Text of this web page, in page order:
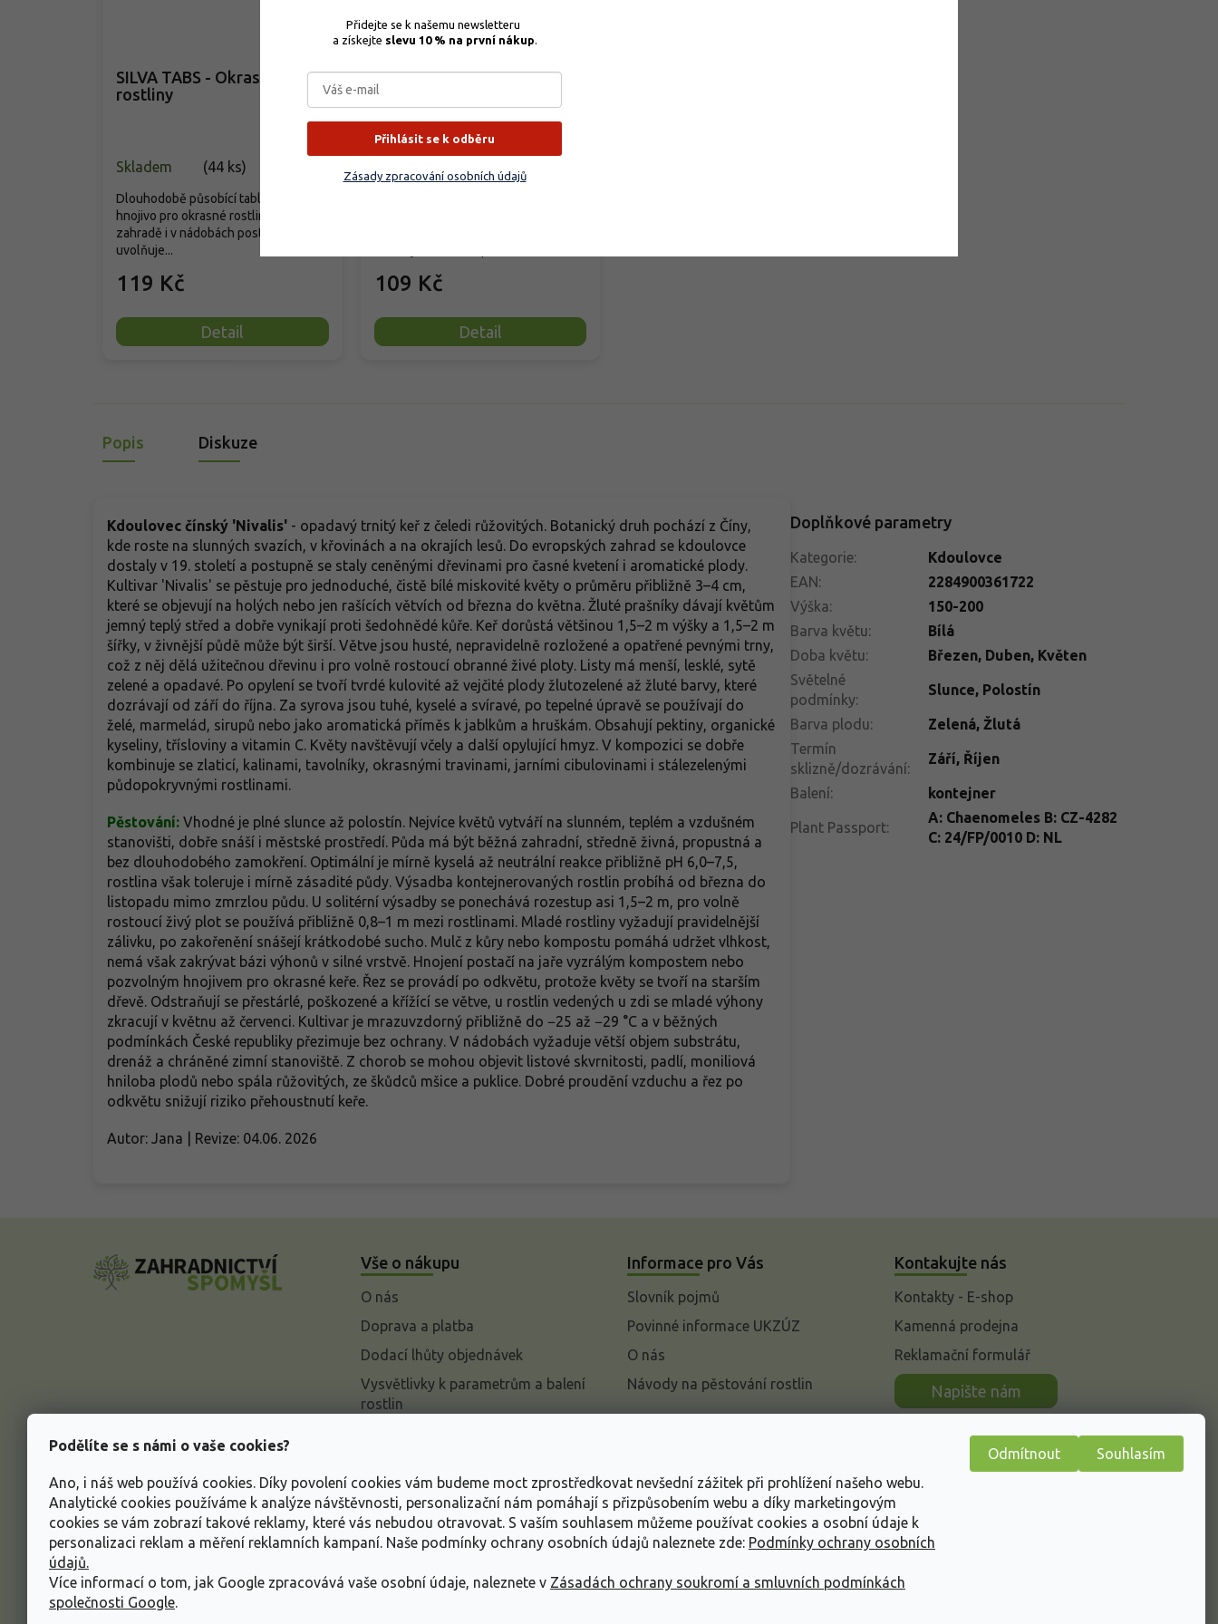
Podělíte se s námi o vaše cookies?
Ano, i náš web používá cookies. Díky povolení cookies vám budeme moct zprostředkovat nevšední zážitek při prohlížení našeho webu.
Analytické cookies používáme k analýze návštěvnosti, personalizační nám pomáhají s přizpůsobením webu a díky marketingovým
cookies se vám zobrazí takové reklamy, které vás nebudou otravovat. S vaším souhlasem můžeme používat cookies a osobní údaje k
personalizaci reklam a měření reklamních kampaní. Naše podmínky ochrany osobních údajů naleznete zde: Podmínky ochrany osobních
údajů.
Více informací o tom, jak Google zpracovává vaše osobní údaje, naleznete v Zásadách ochrany soukromí a smluvních podmínkách
společnosti Google.
Odmítnout Souhlasím
SILVA TABS - Okrasné
rostliny
Skladem (44 ks)
119 Kč
Detail
Dlouhodobě působící tabletové
hnojivo pro okrasné rostliny v
zahradě i v nádobách postupně
uvolňuje...
Agrobio Trumf pro okrasné
rostliny
Vyprodáno
109 Kč
Detail
Popis Diskuze
Kdoulovec čínský 'Nivalis' - opadavý trnitý keř z čeledi růžovitých. Botanický druh pochází z Číny,
kde roste na slunných svazích, v křovinách a na okrajích lesů. Do evropských zahrad se kdoulovce
dostaly v 19. století a postupně se staly ceněnými dřevinami pro časné kvetení i aromatické plody.
Kultivar 'Nivalis' se pěstuje pro jednoduché, čistě bílé miskovité květy o průměru přibližně 3–4 cm,
které se objevují na holých nebo jen rašících větvích od března do května. Žluté prašníky dávají květům
jemný teplý střed a dobře vynikají proti šedohnědé kůře. Keř dorůstá většinou 1,5–2 m výšky a 1,5–2 m
šířky, v živnější půdě může být širší. Větve jsou husté, nepravidelně rozložené a opatřené pevnými trny,
což z něj dělá užitečnou dřevinu i pro volně rostoucí obranné živé ploty. Listy má menší, lesklé, sytě
zelené a opadavé. Po opylení se tvoří tvrdé kulovité až vejčité plody žlutozelené až žluté barvy, které
dozrávají od září do října. Za syrova jsou tuhé, kyselé a svíravé, po tepelné úpravě se používají do
želé, marmelád, sirupů nebo jako aromatická příměs k jablkům a hruškám. Obsahují pektiny, organické
kyseliny, třísloviny a vitamin C. Květy navštěvují včely a další opylující hmyz. V kompozici se dobře
kombinuje se zlaticí, kalinami, tavolníky, okrasnými travinami, jarními cibulovinami i stálezelenými
půdopokryvnými rostlinami.
Pěstování: Vhodné je plné slunce až polostín. Nejvíce květů vytváří na slunném, teplém a vzdušném
stanovišti, dobře snáší i městské prostředí. Půda má být běžná zahradní, středně živná, propustná a
bez dlouhodobého zamokření. Optimální je mírně kyselá až neutrální reakce přibližně pH 6,0–7,5,
rostlina však toleruje i mírně zásadité půdy. Výsadba kontejnerovaných rostlin probíhá od března do
listopadu mimo zmrzlou půdu. U solitérní výsadby se ponechává rozestup asi 1,5–2 m, pro volně
rostoucí živý plot se používá přibližně 0,8–1 m mezi rostlinami. Mladé rostliny vyžadují pravidelnější
zálivku, po zakořenění snášejí krátkodobé sucho. Mulč z kůry nebo kompostu pomáhá udržet vlhkost,
nemá však zakrývat bázi výhonů v silné vrstvě. Hnojení postačí na jaře vyzrálým kompostem nebo
pozvolným hnojivem pro okrasné keře. Řez se provádí po odkvětu, protože květy se tvoří na starším
dřevě. Odstraňují se přestárlé, poškozené a křížící se větve, u rostlin vedených u zdi se mladé výhony
zkracují v květnu až červenci. Kultivar je mrazuvzdorný přibližně do −25 až −29 °C a v běžných
podmínkách České republiky přezimuje bez ochrany. V nádobách vyžaduje větší objem substrátu,
drenáž a chráněné zimní stanoviště. Z chorob se mohou objevit listové skvrnitosti, padlí, moniliová
hniloba plodů nebo spála růžovitých, ze škůdců mšice a puklice. Dobré proudění vzduchu a řez po
odkvětu snižují riziko přehoustnutí keře.
Autor: Jana | Revize: 04.06. 2026
Doplňkové parametry
Kategorie:
Kdoulovce
EAN:
2284900361722
Výška:
150-200
Barva květu:
Bílá
Doba květu: Březen, Duben, Květen
Světelné
podmínky:
Slunce, Polostín
Barva plodu:
Zelená, Žlutá
Termín
sklizně/dozrávání:
Září, Říjen
Balení: kontejner
Plant Passport:
A: Chaenomeles B: CZ-4282
C: 24/FP/0010 D: NL
Vše o nákupu
O nás
Doprava a platba
Dodací lhůty objednávek
Vysvětlivky k parametrům a balení
rostlin
Informace o ochraně osobních
údajů
Obchodní podmínky
Informace pro Vás
Slovník pojmů
Povinné informace UKZÚZ
O nás
Návody na pěstování rostlin
Kontakujte nás
Kontakty - E-shop
Kamenná prodejna
Reklamační formulář
Napište nám
Přidejte se k našemu newsletteru
a získejte slevu 10 % na první nákup.
Přihlásit se k odběru
Zásady zpracování osobních údajů